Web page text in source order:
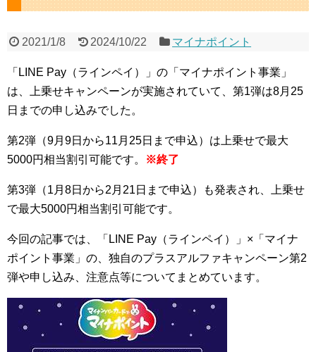
2021/1/8 2024/10/22 マイナポイント
「LINE Pay（ラインペイ）」の「マイナポイント事業」
は、上乗せキャンペーンが実施されていて、第1弾は8月25
日までの申し込みでした。
第2弾（9月9日から11月25日まで申込）は上乗せで最大
5000円相当割引可能です。
※終了
第3弾（1月8日から2月21日まで申込）も発表され、上乗せ
で最大5000円相当割引可能です。
今回の記事では、「LINE Pay（ラインペイ）」×「マイナ
ポイント事業」の、独自のプラスアルファキャンペーン第2
弾や申し込み、注意点等についてまとめています。